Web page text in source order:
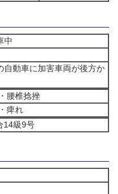
中
自動車に加害車両が後方か
腰椎捻挫
痺れ
14級9号